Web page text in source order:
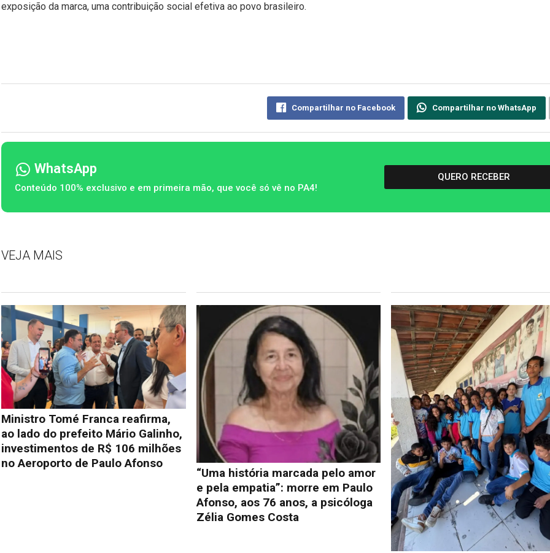
exposição da marca, uma contribuição social efetiva ao povo brasileiro.
Compartilhar no Facebook Compartilhar no WhatsApp
WhatsApp
Conteúdo 100% exclusivo e em primeira mão, que você só vê no PA4!
QUERO RECEBER
VEJA MAIS
Ministro Tomé Franca reafirma,
ao lado do prefeito Mário Galinho,
investimentos de R$ 106 milhões
no Aeroporto de Paulo Afonso
“Uma história marcada pelo amor
e pela empatia”: morre em Paulo
Afonso, aos 76 anos, a psicóloga
Zélia Gomes Costa